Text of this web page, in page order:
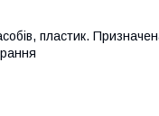
пластик.